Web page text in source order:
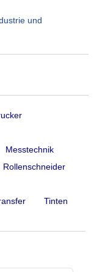
Messtechnik
Rollenschneider
Tinten